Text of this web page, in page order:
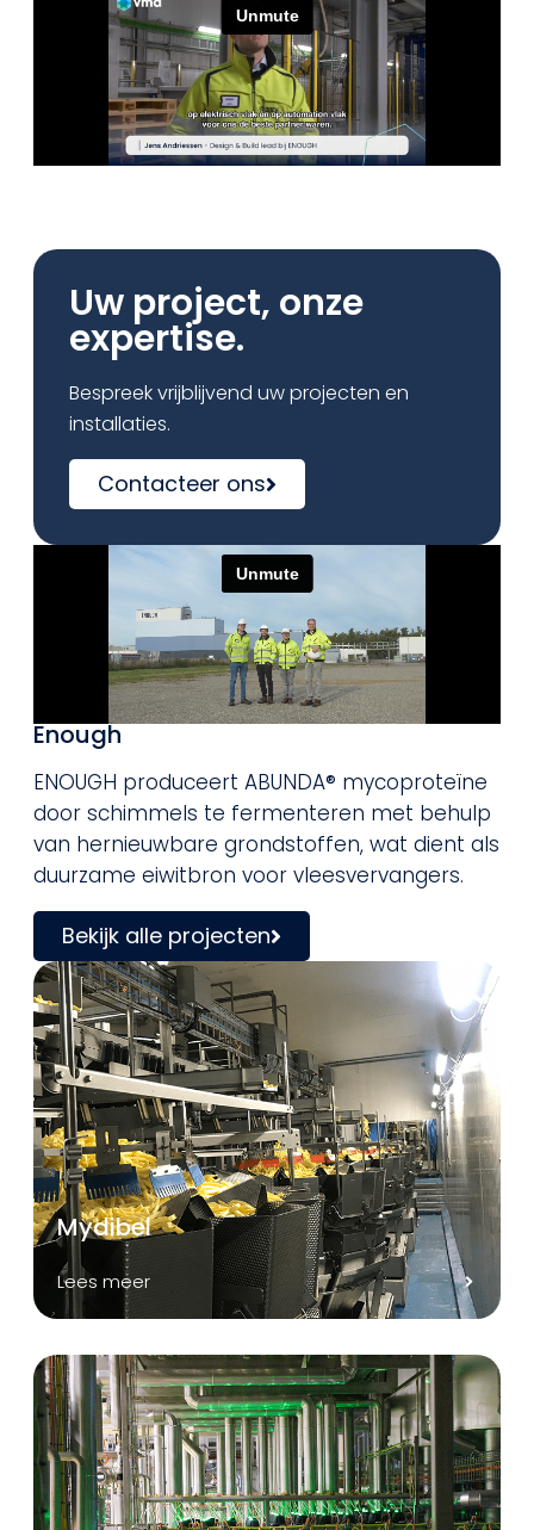
Uw project, onze
expertise.
Bespreek vrijblijvend uw projecten en
installaties.
Contacteer ons
Enough
ENOUGH produceert ABUNDA® mycoproteïne
door schimmels te fermenteren met behulp
van hernieuwbare grondstoffen, wat dient als
duurzame eiwitbron voor vleesvervangers.
Bekijk alle projecten
Mydibel
Lees meer